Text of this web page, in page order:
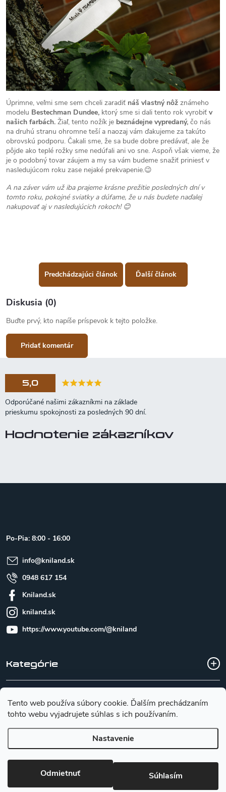
Tento web používa súbory cookie. Ďalším prechádzaním
tohto webu vyjadrujete súhlas s ich používaním.
Nastavenie
Odmietnuť Súhlasím
Úprimne, veľmi sme sem chceli zaradiť náš vlastný nôž známeho
modelu Bestechman Dundee, ktorý sme si dali tento rok vyrobiť v
našich farbách. Žiaľ, tento nožík je beznádejne vypredaný, čo nás
na druhú stranu ohromne teší a naozaj vám ďakujeme za takúto
obrovskú podporu. Čakali sme, že sa bude dobre predávať, ale že
pôjde ako teplé rožky sme nedúfali ani vo sne. Aspoň však vieme, že
je o podobný tovar záujem a my sa vám budeme snažiť priniesť v
nasledujúcom roku zase nejaké prekvapenie.😉
A na záver vám už iba prajeme krásne prežitie posledných dní v
tomto roku, pokojné sviatky a dúfame, že u nás budete naďalej
nakupovať aj v nasledujúcich rokoch! 😊
Predchádzajúci článok Ďalší článok
Diskusia (0)
Buďte prvý, kto napíše príspevok k tejto položke.
Pridať komentár
5,0
Hodnotenie zákazníkov
Po-Pia: 8:00 - 16:00
info@kniland.sk
0948 617 154
Kniland.sk
kniland.sk
https://www.youtube.com/@kniland
Kategórie
Základné informácie pre výber noža
. Všetky práva vyhradené.